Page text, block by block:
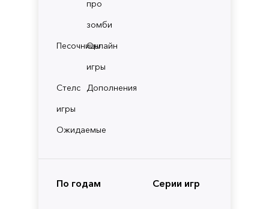
про
зомби
ПесочницыОнлайн
игры
Стелс
игры
Дополнения
Ожидаемые
По годам Серии игр